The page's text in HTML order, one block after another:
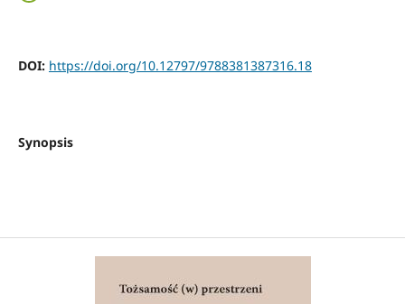
DOI: https://doi.org/10.12797/9788381387316.18
Synopsis